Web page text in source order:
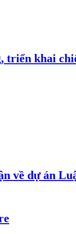
khai
về dự án